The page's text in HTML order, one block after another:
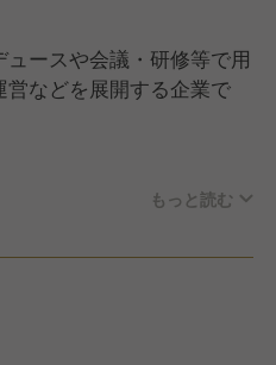
ースや会議・研修等で用
などを展開する企業で
般です。
トのフォローなどマルチ
す。
もっと読む